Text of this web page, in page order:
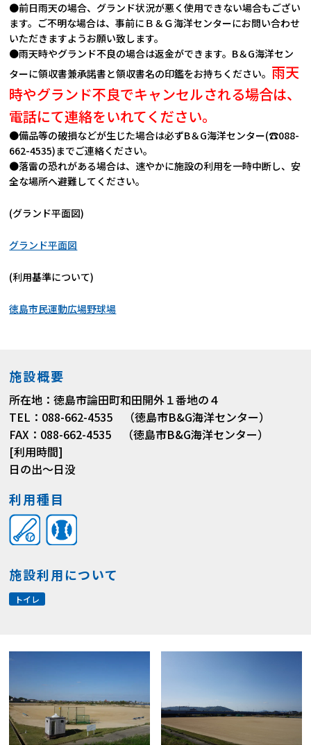
●前日雨天の場合、グランド状況が悪く使用できない場合もござい
ます。ご不明な場合は、事前にＢ＆Ｇ海洋センターにお問い合わせ
いただきますようお願い致します。
●雨天時やグランド不良の場合は返金ができます。B＆G海洋セン
ターに領収書兼承諾書と領収書名の印鑑をお持ちください。 雨天
時やグランド不良でキャンセルされる場合は、
電話にて連絡をいれてください。
●備品等の破損などが生じた場合は必ずB＆G海洋センター(☎088-
662-4535)までご連絡ください。
●落雷の恐れがある場合は、速やかに施設の利用を一時中断し、安
全な場所へ避難してください。
(グランド平面図)
グランド平面図
(利用基準について)
徳島市民運動広場野球場
施設概要
所在地：徳島市論田町和田開外１番地の４
TEL：088-662-4535 （徳島市B&G海洋センター）
FAX：088-662-4535 （徳島市B&G海洋センター）
[利用時間]
日の出～日没
利用種目
施設利用について
トイレ